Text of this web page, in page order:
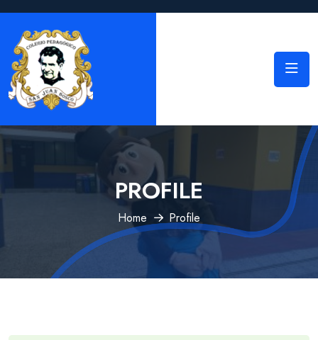
PROFILE
Home Profile